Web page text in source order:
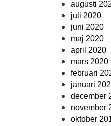
augusti
juli 2020
juni 2020
maj 2020
april 2020
mars 2020
februari
januari
december
november
oktober